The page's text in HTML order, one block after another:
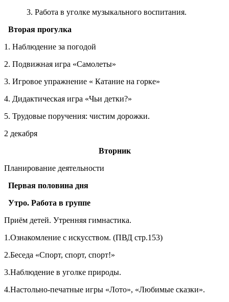
3. Работа в уголке музыкального воспитания.
Вторая прогулка
1. Наблюдение за погодой
2. Подвижная игра «Самолеты»
3. Игровое упражнение « Катание на горке»
4. Дидактическая игра «Чьи детки?»
5. Трудовые поручения: чистим дорожки.
2 декабря
Вторник
Планирование деятельности
Первая половина дня
Утро. Работа в группе
Приём детей. Утренняя гимнастика.
1.Ознакомление с искусством. (ПВД стр.153)
2.Беседа «Спорт, спорт, спорт!»
3.Наблюдение в уголке природы.
4.Настольно-печатные игры «Лото», «Любимые сказки».